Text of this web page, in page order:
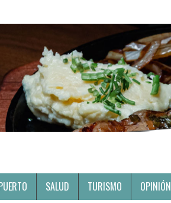
SALUD TURISMO OPINIÓN